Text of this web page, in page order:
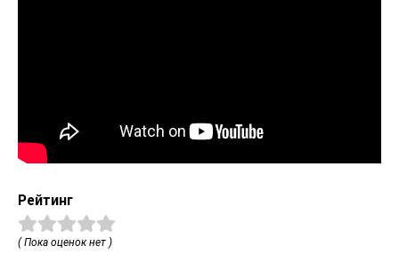
Рейтинг
( Пока оценок нет )